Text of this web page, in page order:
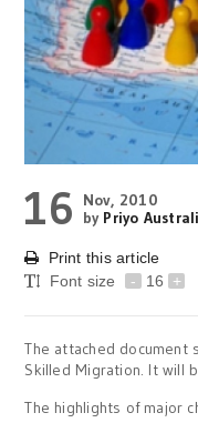
16
Nov, 2010
by Priyo
Print this article
Font size
- 16 +
The attached document
Skilled Migration. It will
The highlights of major